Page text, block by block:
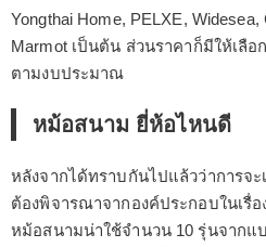
Yongthai Home, PELXE,
Marmot เป็นต้น ส่วนราคาก็มีให้เลือ
ตามงบประมาณ
หม้อสนาม ยี่ห้อไหนดี
หลังจากได้ทราบกันไปแล้วว่าการจ
ต้องพิจารณาจากองค์ประกอบในเรื่อ
หม้อสนามน่าใช้จำนวน 10 รุ่นจาก